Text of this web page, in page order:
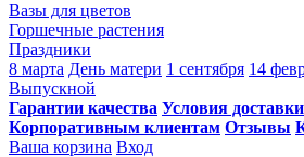
Вазы для цветов
Горшечные растения
Праздники
8 марта День матери 1 сентября 14
Выпускной
Гарантии качества Условия доставки
Корпоративным клиентам Отзывы
Ваша корзина Вход